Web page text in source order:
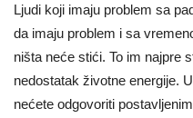
Ljudi koji imaju problem sa
da imaju problem i sa
ništa neće stići. To im najpre
nedostatak životne energije.
nećete odgovoriti